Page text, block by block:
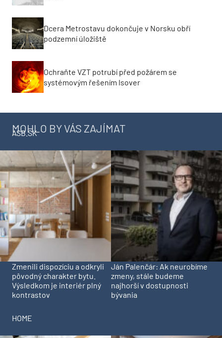
Dcera Metrostavu dokončuje v Norsku obří
podzemní úložiště
Ochraňte VZT potrubí před požárem se
systémovým řešením Isover
MOHLO BY VÁS ZAJÍMAT
ASB.SK
Zmenili dispozíciu a odkryli
pôvodný charakter bytu.
Výsledkom je interiér plný
kontrastov
Ján Palenčár: Ak neurobíme
zmeny, stále budeme
najhorší v dostupnosti
bývania
HOME